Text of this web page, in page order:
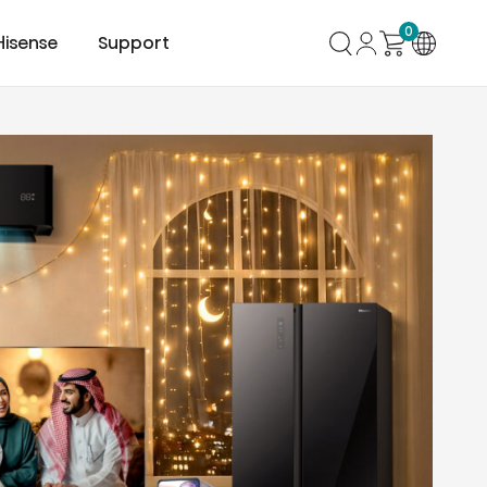
Air Conditioner
Support
Center
0